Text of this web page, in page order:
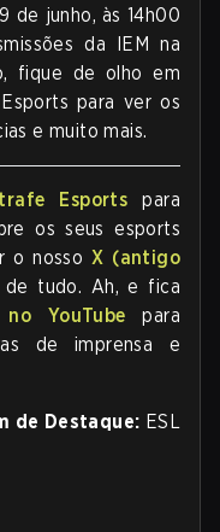
de junho, às 14h00
da IEM na
fique de olho em
para ver os
e muito mais.
Esports para
os seus esports
o nossoX (antigo
tudo. Ah, e fica
YouTube para
de imprensa e
de Destaque: ESL